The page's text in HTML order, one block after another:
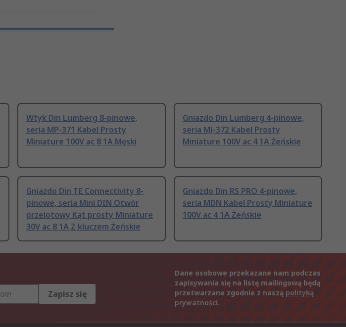
Wtyk Din Lumberg 8-pinowe,
seria MP-371 Kabel Prosty
Miniature 100V ac 8 1A Męski
Gniazdo Din Lumberg 4-pinowe,
seria MJ-372 Kabel Prosty
Miniature 100V ac 4 1A Żeńskie
Gniazdo Din TE Connectivity 8-
pinowe, seria Mini DIN Otwór
przelotowy Kąt prosty Miniature
30V ac 8 1A Z kluczem Żeńskie
Gniazdo Din RS PRO 4-pinowe,
seria MDN Kabel Prosty Miniature
100V ac 4 1A Żeńskie
Zapisz się
Dane osobowe przekazane nam podczas
zapisywania się na listę mailingową będą
przetwarzane zgodnie z naszą polityką
prywatności.